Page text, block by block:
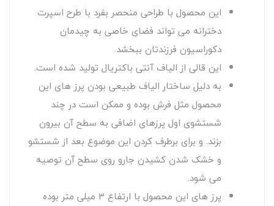
این محصول با طراحی منحصر بفرد با طرح اسپرت
دخترانه می تواند فضای خاصی به چیدمان
دکوراسیون فرزندتان ببخشد.
این قالی از الیاف آنتی باکتریال تولید شده است.
به دلیل ساختار الیاف طبیعی بودن پرز های این
محصول مثل فرش بوده و ممکن است در چند
شستشوی اول پرزهای اضافی به سطح آن بیرون
بزند. و برای برطرف کردن این موضوع بعد از شستشو
و خشک شدن کشیدن جارو روی سطح آن توصیه
می شود.
پرز های این محصول با ارتفاع 3 میلی متر بوده